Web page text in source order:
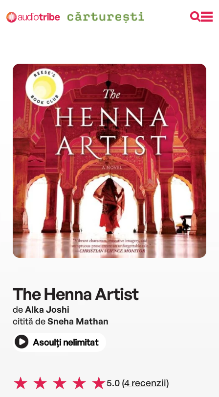
The Henna Artist
deAlka Joshi
citită deSneha Mathan
Asculți nelimitat
5.0 (4 recenzii)